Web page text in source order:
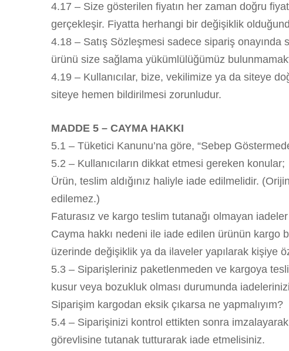
4.17 – Size gösterilen fiyatın her zaman doğru
gerçekleşir. Fiyatta herhangi bir değişiklik
4.18 – Satış Sözleşmesi sadece sipariş onayında
ürünü size sağlama yükümlülüğümüz
4.19 – Kullanıcılar, bize, vekilimize ya da siteye
siteye hemen bildirilmesi zorunludur.
MADDE 5 – CAYMA HAKKI
5.1 – Tüketici Kanunu’na göre, “Sebep
5.2 – Kullanıcıların dikkat etmesi gereken konular;
Ürün, teslim aldığınız haliyle iade edilmelidir.
edilemez.)
Faturasız ve kargo teslim tutanağı olmayan
Cayma hakkı nedeni ile iade edilen ürünün kargo
üzerinde değişiklik ya da ilaveler yapılarak kişiye
5.3 – Siparişleriniz paketlenmeden ve kargoya
kusur veya bozukluk olması durumunda
Siparişim kargodan eksik çıkarsa ne yapmalıyım?
5.4 – Siparişinizi kontrol ettikten sonra
görevlisine tutanak tutturarak iade etmelisiniz.